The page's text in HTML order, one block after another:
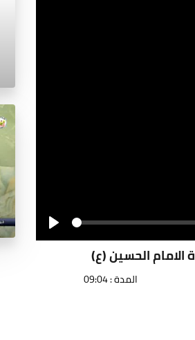
Play
Seek
الامام الحسين (ع)
المدة : 09:04